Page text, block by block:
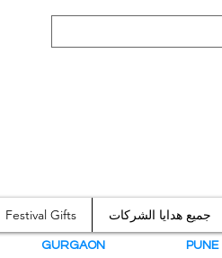
Festival Gifts جميع هدايا الشركات
GURGAON PUNE